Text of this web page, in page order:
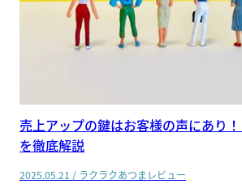
売上アップの鍵はお客様の声にあり
を徹底解説
2025.05.21 / ラクラクあつまレビュー